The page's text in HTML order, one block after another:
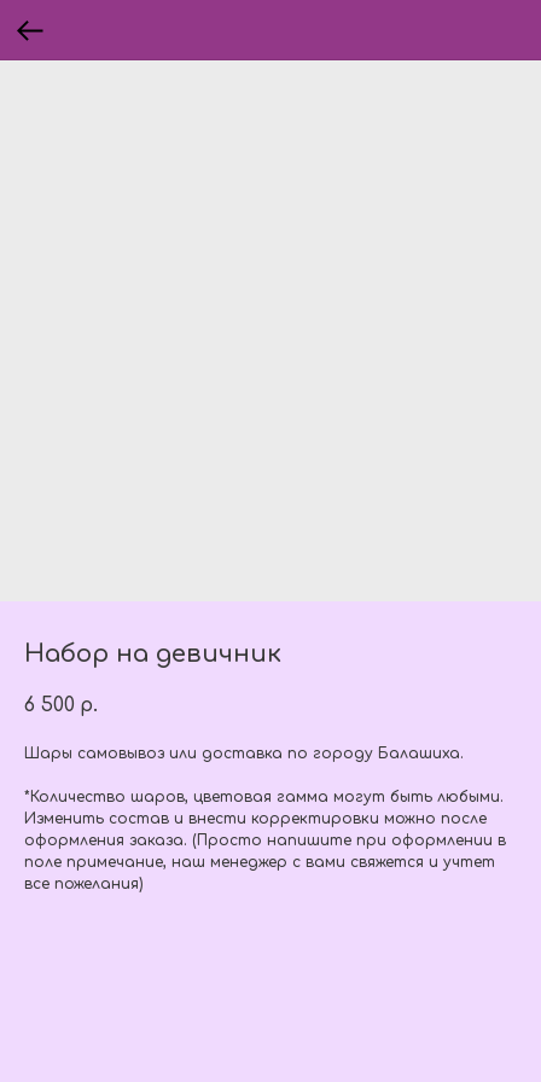
Набор на девичник
6 500 р.
Шары самовывоз или доставка по городу Балашиха.
*Количество шаров, цветовая гамма могут быть любыми.
Изменить состав и внести корректировки можно после
оформления заказа. (Просто напишите при оформлении в
поле примечание, наш менеджер с вами свяжется и учтет
все пожелания)